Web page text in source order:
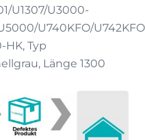
U1307/U3000-
U740KFO/
Typ
Länge 1300